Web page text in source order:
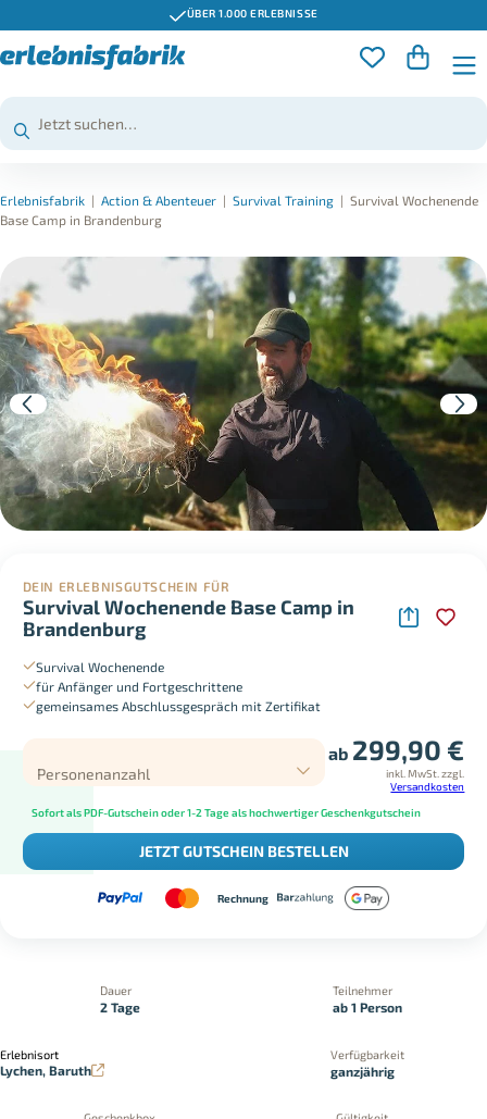
ÜBER 1.000 ERLEBNISSE
Erlebnisfabrik | Action & Abenteuer | Survival Training | Survival Wochenende
Base Camp in Brandenburg
DEIN ERLEBNISGUTSCHEIN FÜR
Survival Wochenende Base Camp in
Brandenburg
Survival Wochenende
für Anfänger und Fortgeschrittene
gemeinsames Abschlussgespräch mit Zertifikat
Personenanzahl
ab 299,90 €
inkl. MwSt. zzgl.
Versandkosten
Sofort als PDF-Gutschein oder 1-2 Tage als hochwertiger Geschenkgutschein
JETZT GUTSCHEIN BESTELLEN
Rechnung
Dauer
2 Tage
Teilnehmer
ab 1 Person
Erlebnisort
Lychen, Baruth
Verfügbarkeit
ganzjährig